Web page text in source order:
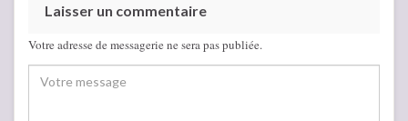
Laisser un commentaire
Votre adresse de messagerie ne sera pas publiée.